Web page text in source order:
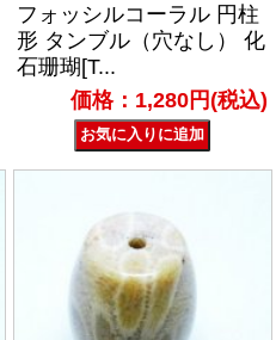
フォッシルコーラル 円柱
形 タンブル（穴なし） 化
石珊瑚[T...
価格：1,280円(税込)